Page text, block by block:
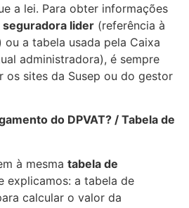
a lei. Para obter informações
seguradora lider (referência à
a tabela usada pela Caixa
administradora), é sempre
os sites da Susep ou do gestor
do DPVAT? / Tabela de
à mesma tabela de
explicamos: a tabela de
calcular o valor da